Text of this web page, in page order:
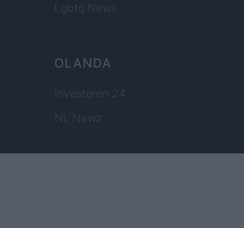
Lgbtq News
OLANDA
Investeren 24
NL Newz